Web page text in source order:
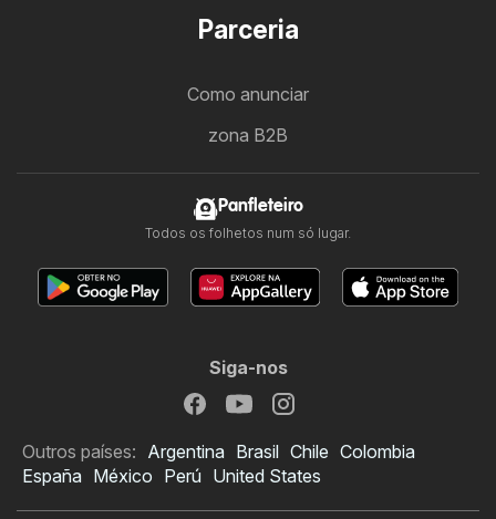
Parceria
Como anunciar
zona B2B
Panfleteiro
Todos os folhetos num só lugar.
Siga-nos
Outros países: Argentina Brasil Chile Colombia
España México Perú United States